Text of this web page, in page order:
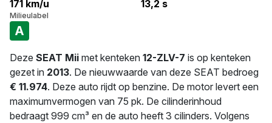
171 km/u 13,2 s
Milieulabel
A
Deze SEAT Mii met kenteken 12-ZLV-7 is op kenteken
gezet in 2013. De nieuwwaarde van deze SEAT bedroeg
€ 11.974. Deze auto rijdt op benzine. De motor levert een
maximumvermogen van 75 pk. De cilinderinhoud
bedraagt 999 cm³ en de auto heeft 3 cilinders. Volgens